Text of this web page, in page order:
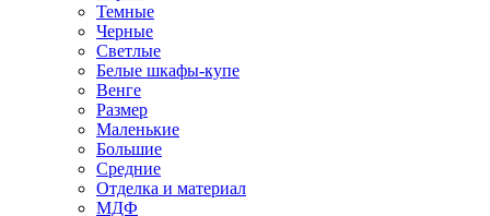
Темные
Черные
Светлые
Белые шкафы-купе
Венге
Размер
Маленькие
Большие
Средние
Отделка и материал
МДФ